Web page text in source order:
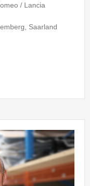
/ Lancia
Saarland